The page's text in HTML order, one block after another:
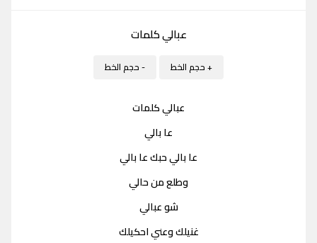
عبالي كلمات
+ حجم الخط - حجم الخط
عبالي كلمات
عا بالي
عا بالي حبك عا بالي
وطلع من حالي
شو عبالي
غنيلك وعني احكيلك